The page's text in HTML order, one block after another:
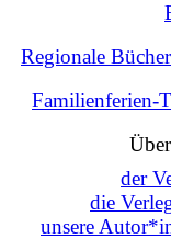
Regionale
Familienferien-
der
die
unsere